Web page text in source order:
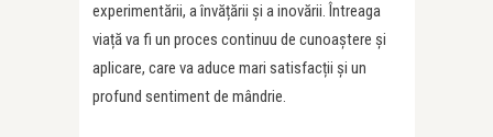
experimentării, a învățării și a inovării. Întreaga
viață va fi un proces continuu de cunoaștere și
aplicare, care va aduce mari satisfacții și un
profund sentiment de mândrie.